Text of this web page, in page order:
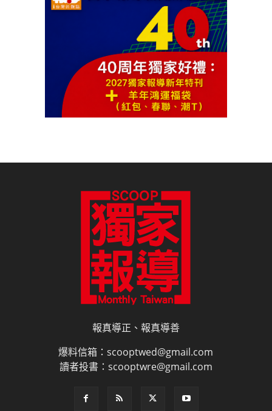
報真導正、報真導善
爆料信箱：scooptwed@gmail.com
讀者投書：scooptwre@gmail.com